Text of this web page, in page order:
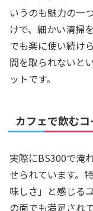
いうのも魅力の一
けで、細かい清掃
でも楽に使い続け
間を取られないと
ットです。
カフェで飲む
実際にBS300で淹
せられています。
味しさ」と感じる
の面でも満足され